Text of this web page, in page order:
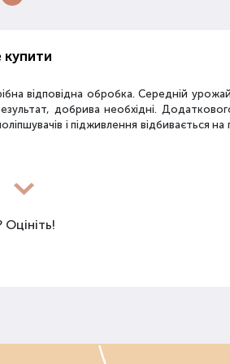
купити
відповідна обробка. Середній
добрива необхідні.
і підживлення відбивається
ґрунту
різні види засобів: мінеральні
препарати.
що й для чого застосовується.
Вони покращують структуру ґрунту,